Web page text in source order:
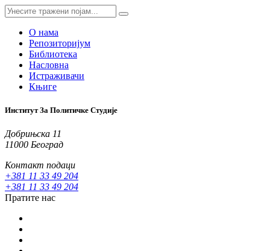
О нама
Репозиторијум
Библиотека
Насловна
Истраживачи
Књиге
Институт За Политичке Студије
Добрињска 11
11000 Београд
Контакт подаци
+381 11 33 49 204
+381 11 33 49 204
Пратите нас